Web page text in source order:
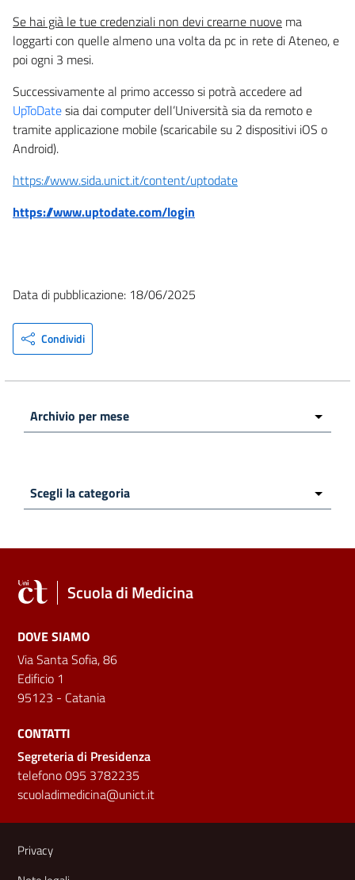
Se hai già le tue credenziali non devi crearne nuove ma
loggarti con quelle almeno una volta da pc in rete di Ateneo, e
poi ogni 3 mesi.
Successivamente al primo accesso si potrà accedere ad
UpToDatesia dai computer dell’Università sia da remoto e
tramite applicazione mobile (scaricabile su 2 dispositivi iOS o
Android).
https://www.sida.unict.it/content/uptodate
https://www.uptodate.com/login
Data di pubblicazione: 18/06/2025
Condividi
Scuola di Medicina
DOVE SIAMO
Via Santa Sofia, 86
Edificio 1
95123 - Catania
CONTATTI
Segreteria di Presidenza
telefono 095 3782235
scuoladimedicina@unict.it
Link e informazioni utili
Privacy